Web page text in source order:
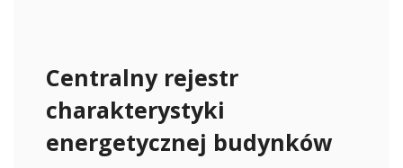
Centralny rejestr
charakterystyki
energetycznej budynków